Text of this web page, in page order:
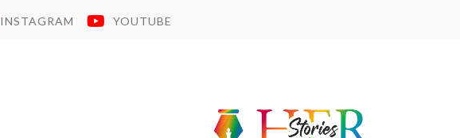
INSTAGRAM YOUTUBE